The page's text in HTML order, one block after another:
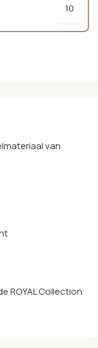
10
van
ROYAL Collection